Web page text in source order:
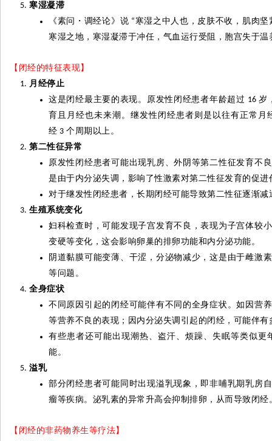
寒湿凝滞
《素问 ・ 调经论》说 “寒湿之中人也，皮肤不收，肌肉坚
寒湿之地，寒湿凝滞于冲任，气血运行受阻，胞宫失于
【闭经的特征表现】
月经停止
这是闭经最主要的表现。原发性闭经患者年龄超过 16岁
育 且月经也未来潮。继发性闭经患者则是以往有正常月
经 3 个周期以上。
第二性征异常
原发性闭经患者可能出现乳房、外阴等第二性征发育不
是由于内分泌失调，影响了性激素对第二性征发育的促进
对于继发性闭经患者，长期闭经可能导致第二性征逐渐减
生殖系统变化
妇科检查时，可能发现子宫发育不良，表现为子宫体较
变硬等变化，这会影响卵巢的排卵功能和内分泌功能。
阴道黏膜可能变薄、干涩，分泌物减少，这是由于雌激
等问题。
全身症状
不同原因引起的闭经可能伴有不同的全身症状。如因营
等营养不良的表现；因内分泌失调引起的闭经，可能伴
有些患者还可能出现潮热、盗汗、烦躁、失眠等类似
能。
溢乳
部分闭经患者可能同时出现溢乳现象，即非哺乳期乳房
瘤等疾病。 泌乳素的异常升高会抑制排卵，从而导致闭经
【闭经的非药物养生等疗法】